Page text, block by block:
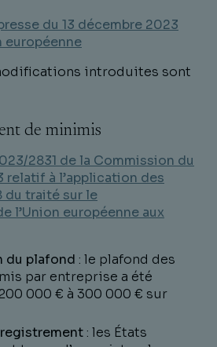
du 13 décembre 2023
européenne
introduites sont
de minimis
2831 de la Commission du
relatif à l’application des
du traité sur le
l’Union européenne aux
du plafond : le plafond des
par entreprise a été
000 € à 300 000 € sur
: les États